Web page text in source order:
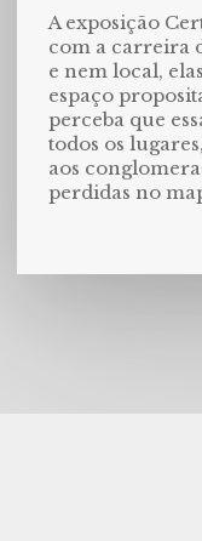
A exposição
com a carreira
e nem local,
espaço
perceba que
todos os
aos
perdidas no